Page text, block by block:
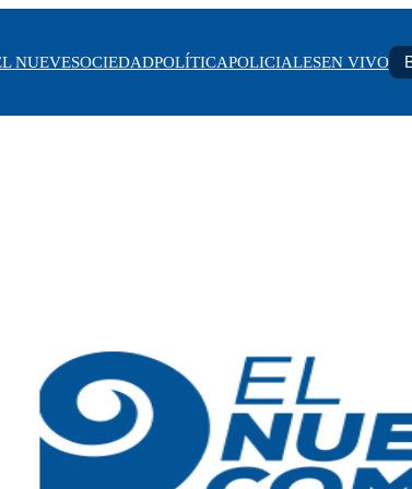
NUEVESOCIEDADPOLÍTICAPOLICIALESEN VIVO